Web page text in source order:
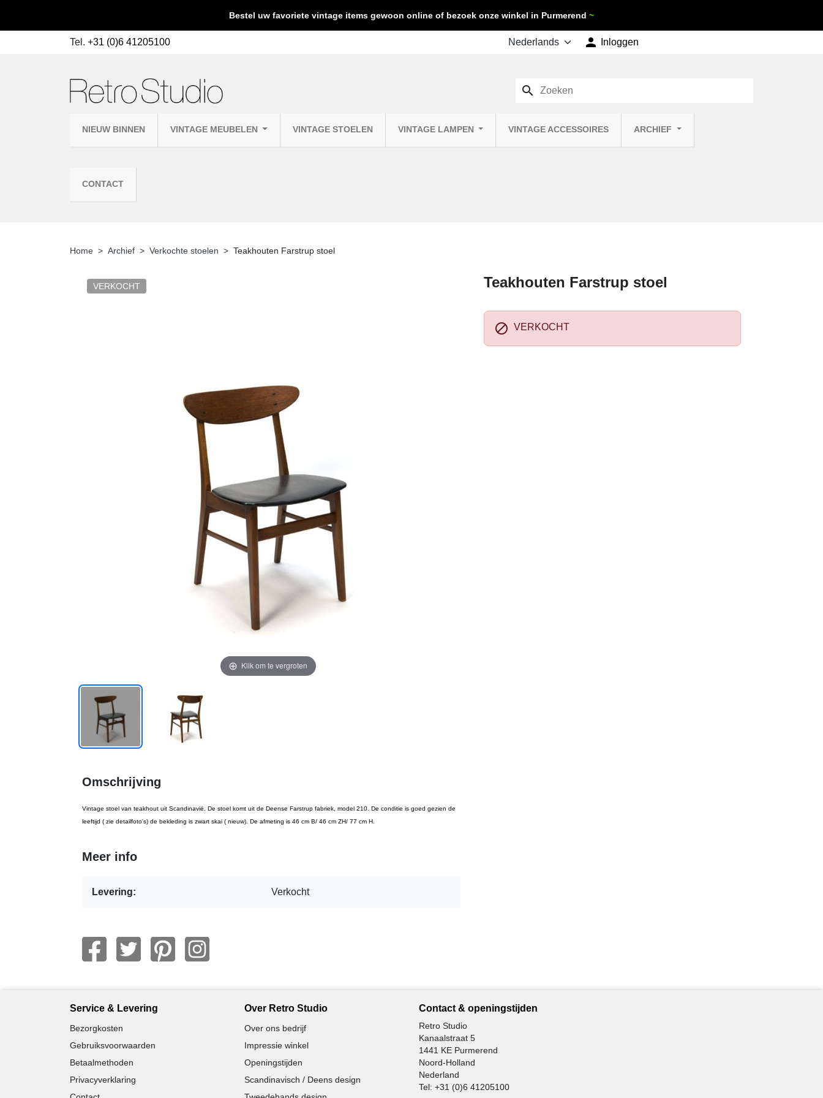
Bestel uw favoriete vintage items gewoon online of bezoek onze winkel in Purmerend ~
Tel. +31 (0)6 41205100  Inloggen
NIEUW BINNEN VINTAGE MEUBELEN VINTAGE STOELEN VINTAGE LAMPEN VINTAGE ACCESSOIRES ARCHIEF
CONTACT
search
Home Archief Verkochte stoelen Teakhouten Farstrup stoel
VERKOCHT
Klik om te vergroten
Teakhouten Farstrup stoel
 VERKOCHT
Omschrijving
Vintage stoel van teakhout uit Scandinavië. De stoel komt uit de Deense Farstrup fabriek, model 210. De conditie is goed gezien de
leeftijd ( zie detailfoto's) de bekleding is zwart skai ( nieuw). De afmeting is 46 cm B/ 46 cm ZH/ 77 cm H.
Meer info
Levering: Verkocht
Service & Levering
Bezorgkosten
Gebruiksvoorwaarden
Betaalmethoden
Privacyverklaring
Over Retro Studio
Over ons bedrijf
Impressie winkel
Openingstijden
Scandinavisch / Deens design
Contact & openingstijden
Retro Studio
Kanaalstraat 5
1441 KE Purmerend
Noord-Holland
Nederland
Tel: +31 (0)6 41205100